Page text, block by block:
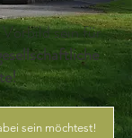
sein für
sein möchtest!